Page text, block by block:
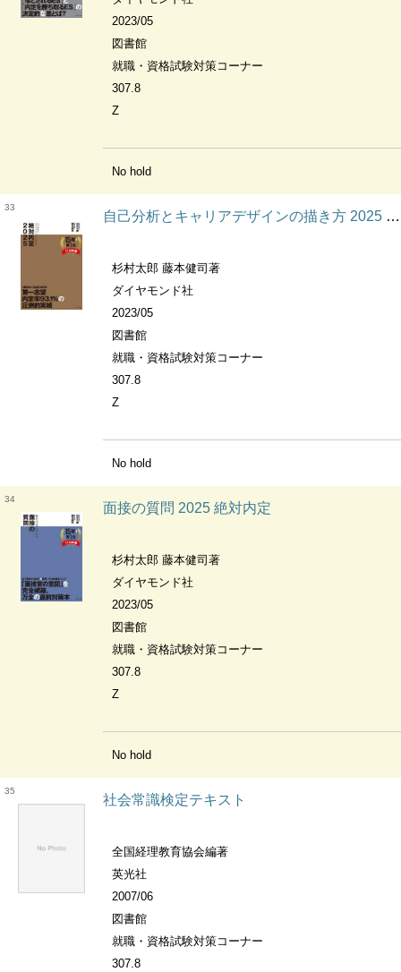
2023/05
図書館
就職・資格試験対策コーナー
307.8
Z
No hold
33
自己分析とキャリアデザインの描き方 2025 絶対内定
杉村太郎 藤本健司著
ダイヤモンド社
2023/05
図書館
就職・資格試験対策コーナー
307.8
Z
No hold
34
面接の質問 2025 絶対内定
杉村太郎 藤本健司著
ダイヤモンド社
2023/05
図書館
就職・資格試験対策コーナー
307.8
Z
No hold
35
社会常識検定テキスト
全国経理教育協会編著
英光社
2007/06
図書館
就職・資格試験対策コーナー
307.8